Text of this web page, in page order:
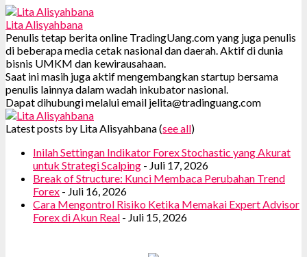
Lita Alisyahbana
Penulis tetap berita online TradingUang.com yang juga penulis
di beberapa media cetak nasional dan daerah. Aktif di dunia
bisnis UMKM dan kewirausahaan.
Saat ini masih juga aktif mengembangkan startup bersama
penulis lainnya dalam wadah inkubator nasional.
Dapat dihubungi melalui email jelita@tradinguang.com
Latest posts by Lita Alisyahbana(see all)
Inilah Settingan Indikator Forex Stochastic yang Akurat
untuk Strategi Scalping - Juli 17, 2026
Break of Structure: Kunci Membaca Perubahan Trend
Forex - Juli 16, 2026
Cara Mengontrol Risiko Ketika Memakai Expert Advisor
Forex di Akun Real - Juli 15, 2026